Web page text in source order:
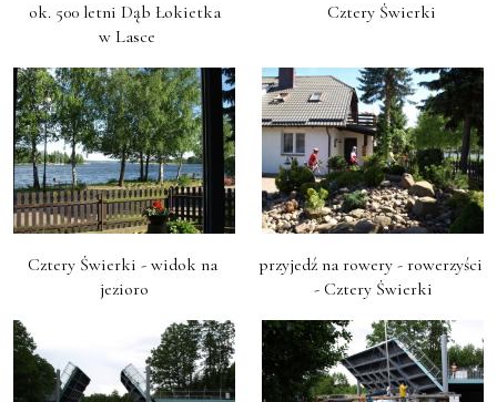
ok. 500 letni Dąb Łokietka
w Lasce
     Cztery Świerki
Cztery Świerki - widok na
jezioro
przyjedź na rowery - rowerzyści
- Cztery Świerki